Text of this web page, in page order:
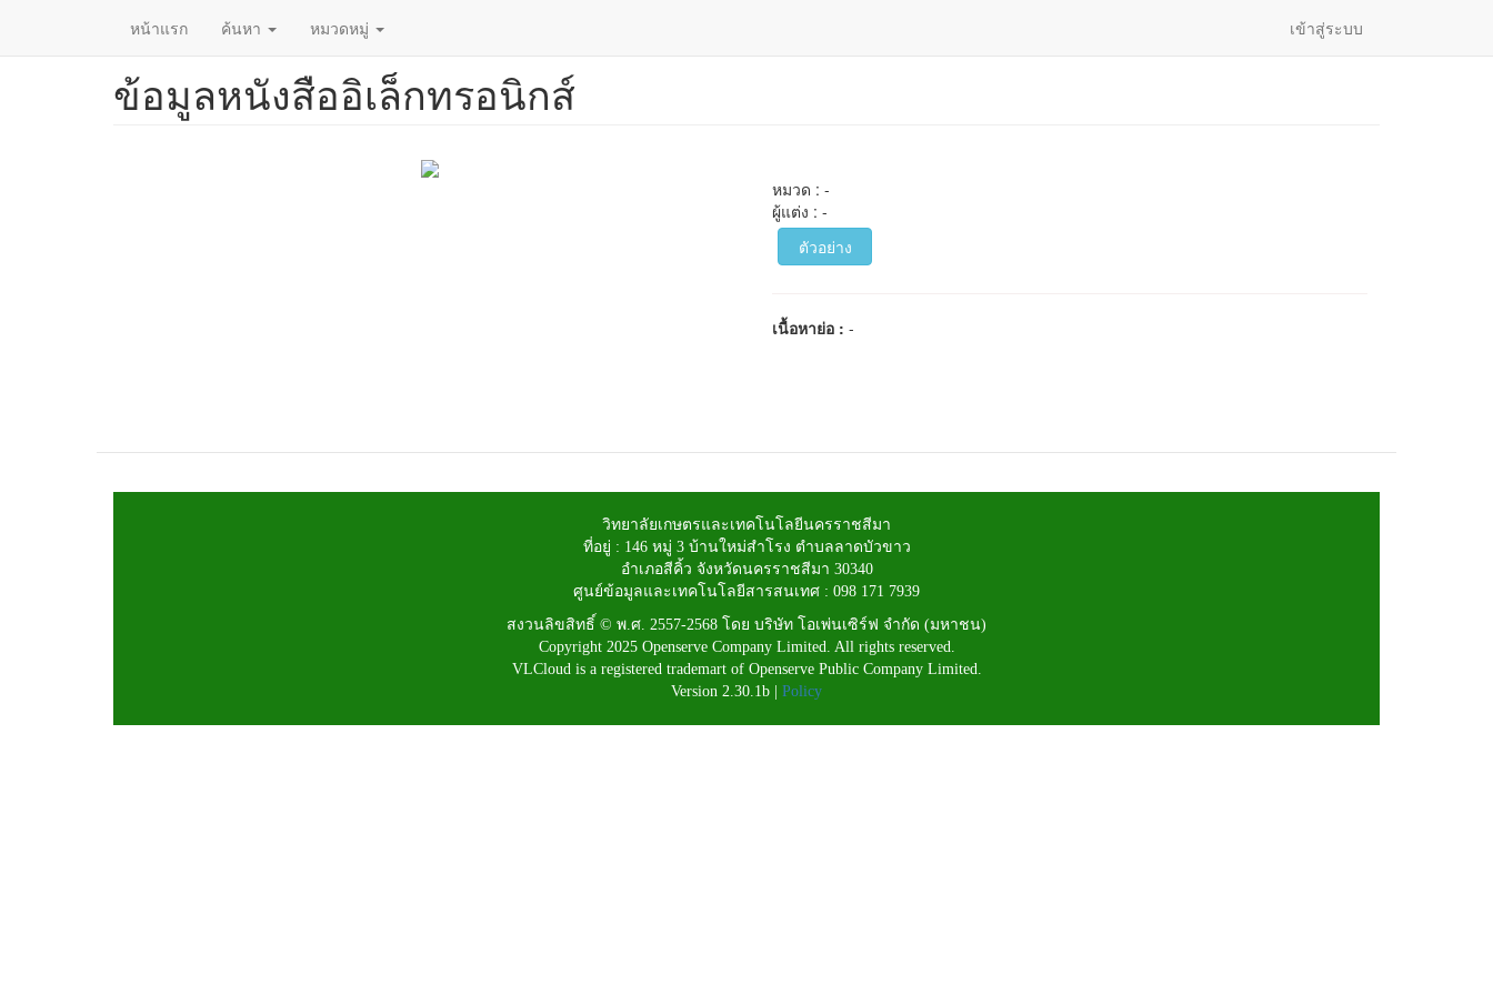
หน้าแรก ค้นหา หมวดหมู่ เข้าสู่ระบบ
ข้อมูลหนังสืออิเล็กทรอนิกส์
หมวด : -
ผู้แต่ง : -
ตัวอย่าง
เนื้อหาย่อ :-
วิทยาลัยเกษตรและเทคโนโลยีนครราชสีมา
ที่อยู่ : 146 หมู่ 3 บ้านใหม่สำโรง ตำบลลาดบัวขาว
อำเภอสีคิ้ว จังหวัดนครราชสีมา 30340
ศูนย์ข้อมูลและเทคโนโลยีสารสนเทศ : 098 171 7939
สงวนลิขสิทธิ์ © พ.ศ. 2557-2568 โดย บริษัท โอเพ่นเซิร์ฟ จำกัด (มหาชน)
Copyright 2025 Openserve Company Limited. All rights reserved.
VLCloud is a registered trademart of Openserve Public Company Limited.
Version 2.30.1b | Policy